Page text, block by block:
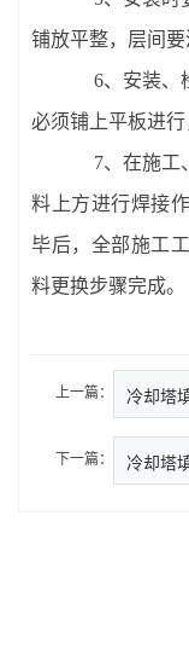
铺放平整，层间要
6、安装、检
必须铺上平板进行
7、在施工、
料上方进行焊接
毕后，全部施工
料更换步骤完成。
上一篇：
下一篇：